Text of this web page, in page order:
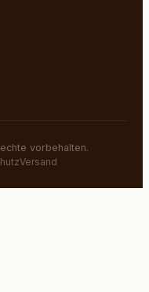
vorbehalten.
Versand